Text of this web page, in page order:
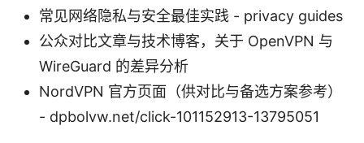
常见网络隐私与安全最佳实践 - privacy guides
公众对比文章与技术博客，关于 OpenVPN 与
WireGuard 的差异分析
NordVPN 官方页面（供对比与备选方案参考）
- dpbolvw.net/click-101152913-13795051